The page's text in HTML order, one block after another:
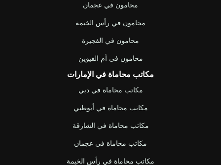
محامون في عجمان
محامون في رأس الخيمة
محامون في الفجيرة
محامون في أم القيوين
مكاتب محاماة في الإمارات
مكاتب محاماة في دبي
مكاتب محاماة في أبوظبي
مكاتب محاماة في الشارقة
مكاتب محاماة في عجمان
مكاتب محاماة في رأس الخيمة